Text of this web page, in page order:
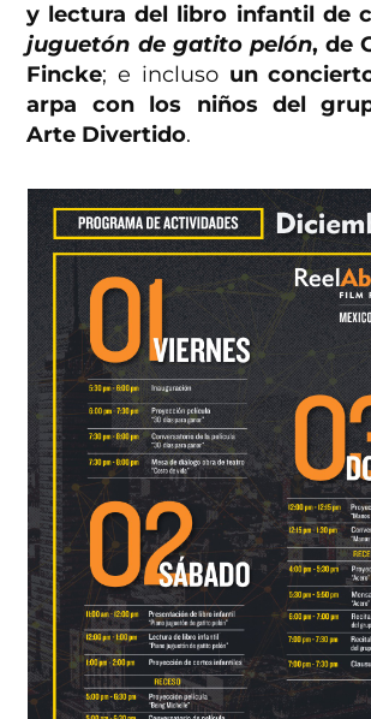
y lectura del libro infantil de
juguetón de gatito pelón, de
Fincke; e incluso un
arpa con los niños del
Arte Divertido.